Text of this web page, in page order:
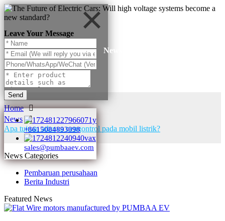
Leave Your Message
Send
+8615084893098
sales@pumbaaev.com
News
Home
News
Apa tujuan adanya pengontrol pada mobil listrik?
News Categories
Pembaruan perusahaan
Berita Industri
Featured News